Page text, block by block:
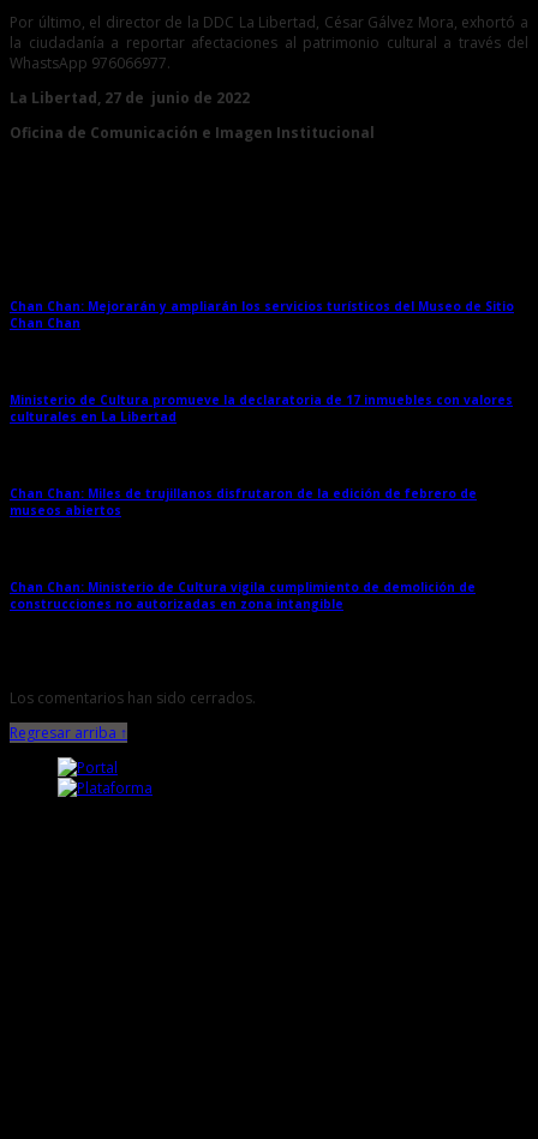
Por último, el director de la DDC La Libertad, César Gálvez Mora, exhortó a
la ciudadanía a reportar afectaciones al patrimonio cultural a través del
WhastsApp 976066977.
La Libertad, 27 de junio de 2022
Oficina de Comunicación e Imagen Institucional
Chan Chan: Mejorarán y ampliarán los servicios turísticos del Museo de Sitio
Chan Chan
Ministerio de Cultura promueve la declaratoria de 17 inmuebles con valores
culturales en La Libertad
Chan Chan: Miles de trujillanos disfrutaron de la edición de febrero de
museos abiertos
Chan Chan: Ministerio de Cultura vigila cumplimiento de demolición de
construcciones no autorizadas en zona intangible
Los comentarios han sido cerrados.
Regresar arriba ↑